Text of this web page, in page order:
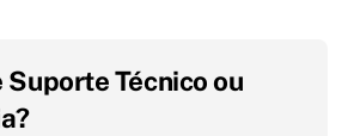
Suporte Técnico ou